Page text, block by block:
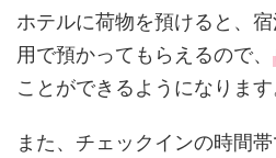
ホテルに荷物を預けると、
用で預かってもらえるので、
ことができるようになります
また、チェックインの時間